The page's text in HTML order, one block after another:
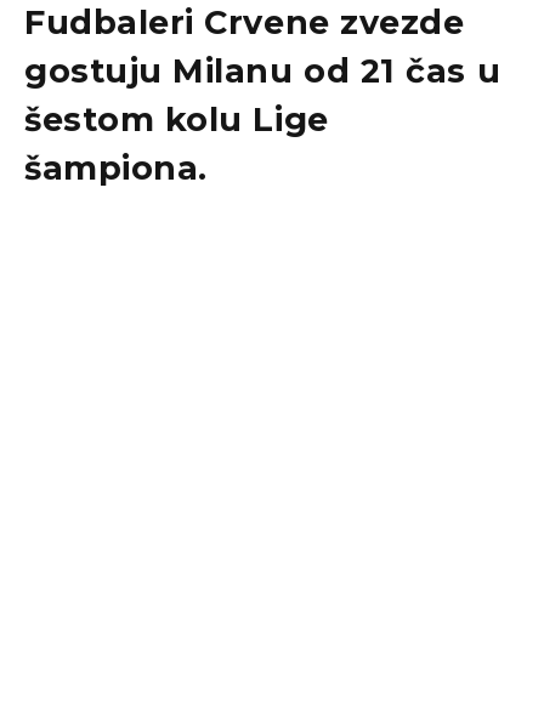
Fudbaleri Crvene zvezde
gostuju Milanu od 21 čas u
šestom kolu Lige
šampiona.